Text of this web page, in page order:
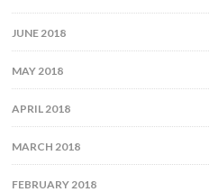
JUNE 2018
MAY 2018
APRIL 2018
MARCH 2018
FEBRUARY 2018